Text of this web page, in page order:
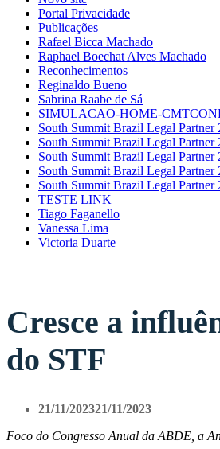
Portal Privacidade
Publicações
Rafael Bicca Machado
Raphael Boechat Alves Machado
Reconhecimentos
Reginaldo Bueno
Sabrina Raabe de Sá
SIMULACAO-HOME-
South Summit Brazil Legal Partner
South Summit Brazil Legal Partner
South Summit Brazil Legal Partner
South Summit Brazil Legal Partner
South Summit Brazil Legal Partner
TESTE LINK
Tiago Faganello
Vanessa Lima
Victoria Duarte
Cresce a
do STF
21/11/202321/11/2023
Foco do Congresso Anual da ABDE, a